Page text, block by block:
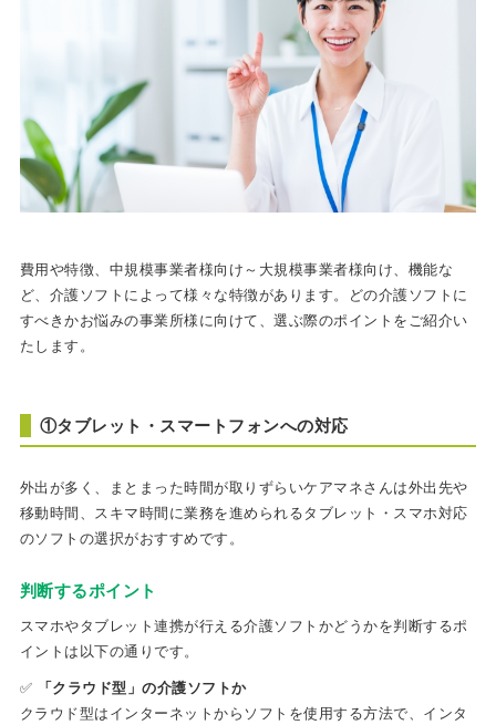
費用や特徴、中規模事業者様向け～大規模事業者様向け、機能な
ど、介護ソフトによって様々な特徴があります。どの介護ソフトに
すべきかお悩みの事業所様に向けて、選ぶ際のポイントをご紹介い
たします。
①タブレット・スマートフォンへの対応
外出が多く、まとまった時間が取りずらいケアマネさんは外出先や
移動時間、スキマ時間に業務を進められるタブレット・スマホ対応
のソフトの選択がおすすめです。
判断するポイント
スマホやタブレット連携が行える介護ソフトかどうかを判断するポ
イントは以下の通りです。
✅ 「クラウド型」の介護ソフトか
クラウド型はインターネットからソフトを使用する方法で、インタ